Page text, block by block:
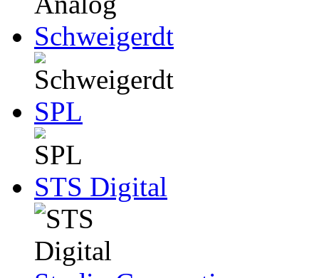
Schweigerdt
SPL
STS Digital